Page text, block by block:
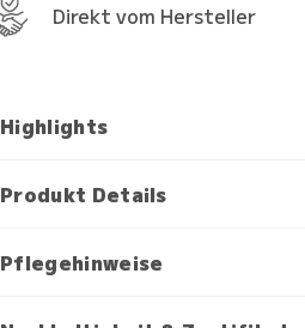
Direkt vom Hersteller
Highlights
Produkt Details
Pflegehinweise